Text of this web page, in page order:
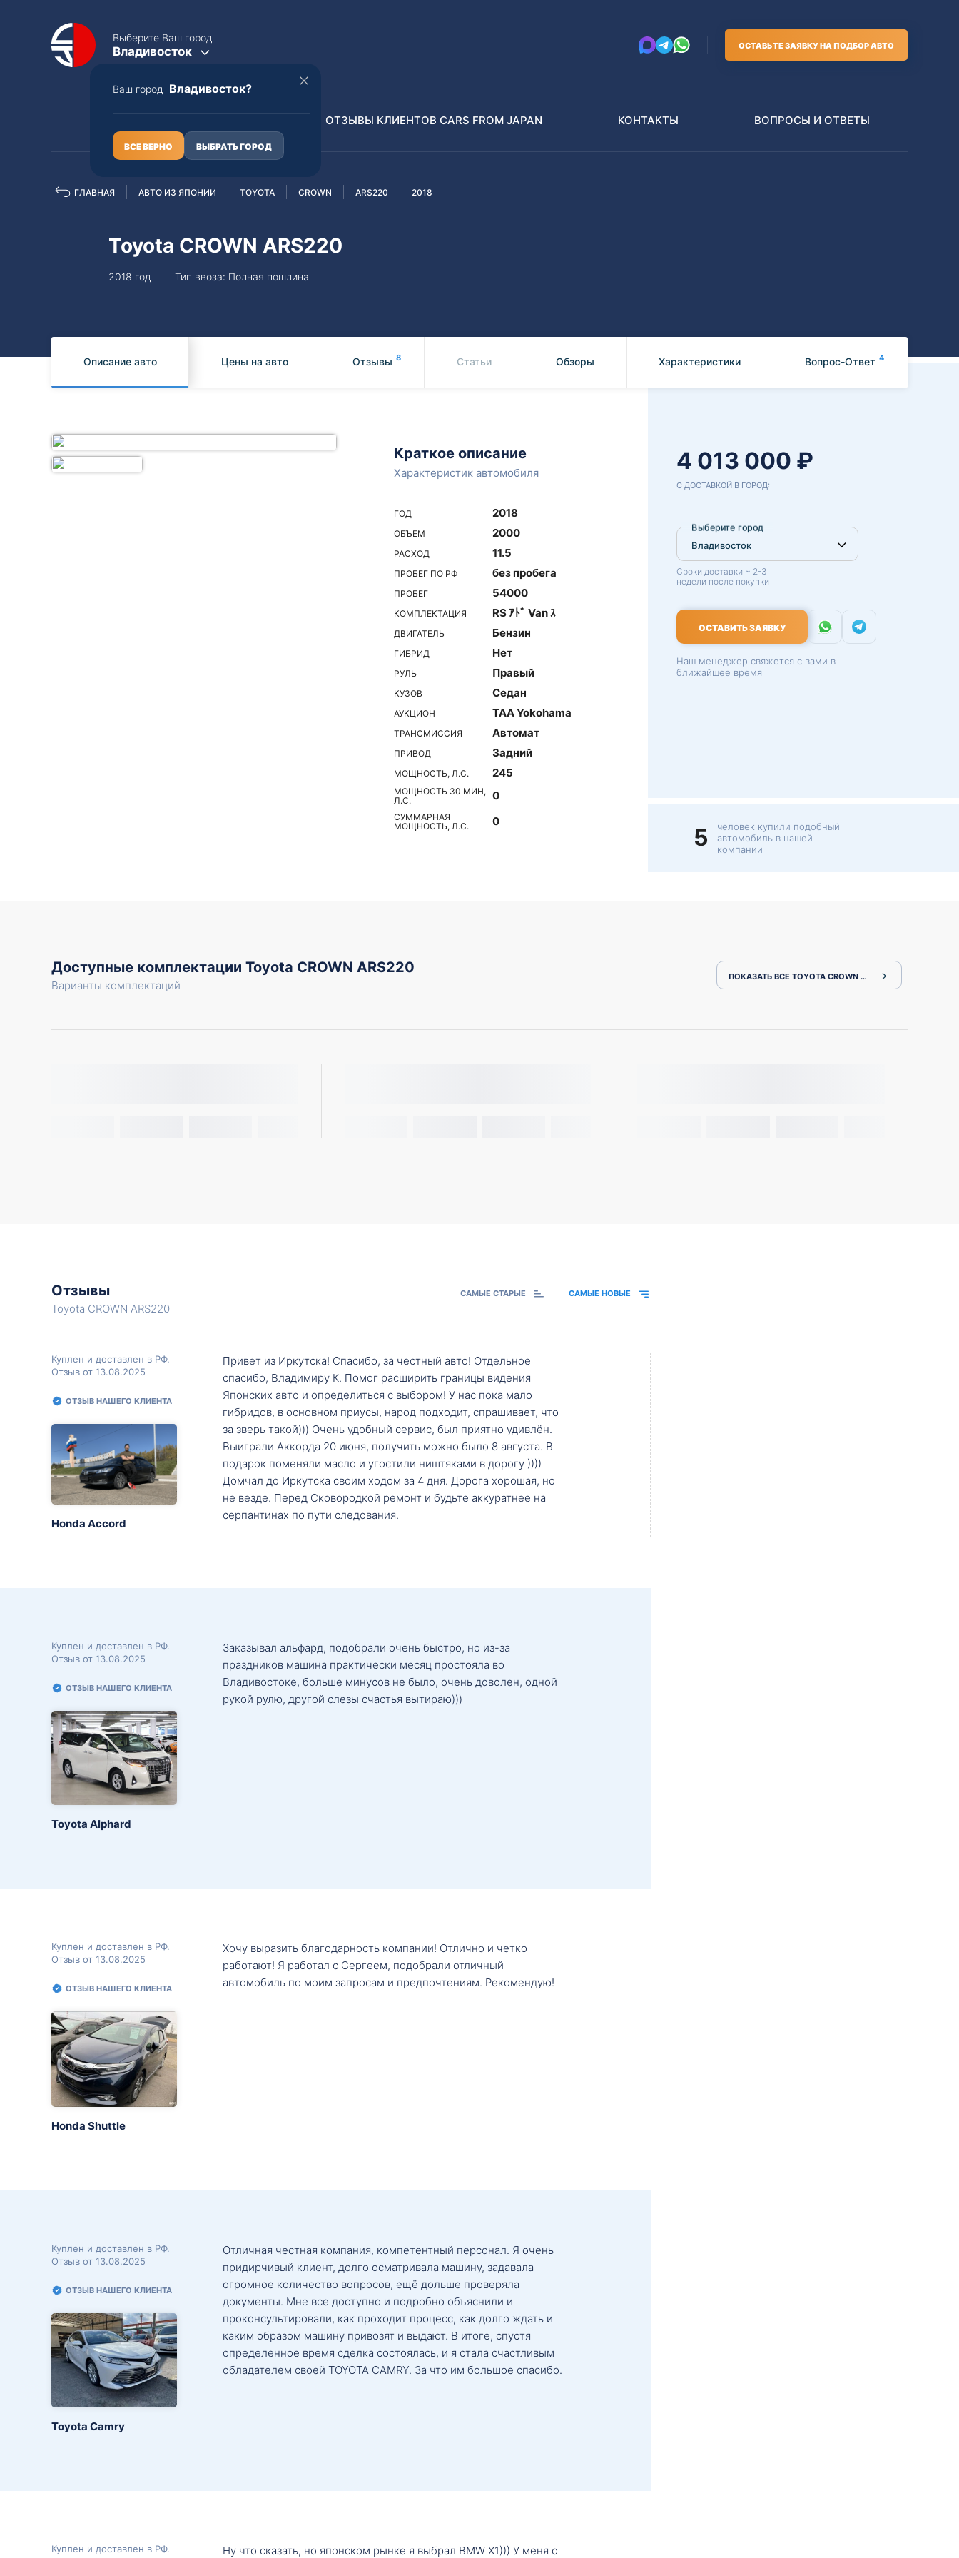
Выберите Ваш город
Владивосток
Ваш город Владивосток?
ВСЕ ВЕРНО ВЫБРАТЬ ГОРОД
ОСТАВЬТЕ ЗАЯВКУ НА ПОДБОР АВТО
Полная пошлина
Subaru
Распилы и конструкторы
ОТЗЫВЫ КЛИЕНТОВ CARS FROM JAPAN КОНТАКТЫ ВОПРОСЫ И ОТВЕТЫ
ГЛАВНАЯ АВТО ИЗ ЯПОНИИ TOYOTA CROWN ARS220 2018
Toyota CROWN ARS220
2018 год Тип ввоза: Полная пошлина
Описание авто Цены на авто Отзывы 8 Статьи Обзоры Характеристики Вопрос-Ответ 4
Краткое описание
Характеристик автомобиля
ГОД 2018
ОБЪЕМ 2000
РАСХОД 11.5
ПРОБЕГ ПО РФ без пробега
ПРОБЕГ 54000
КОМПЛЕКТАЦИЯ RS ｱﾄﾞ Van ｽ
ДВИГАТЕЛЬ Бензин
ГИБРИД Нет
РУЛЬ Правый
КУЗОВ Седан
АУКЦИОН TAA Yokohama
ТРАНСМИССИЯ Автомат
ПРИВОД Задний
МОЩНОСТЬ, Л.С. 245
МОЩНОСТЬ 30 МИН,
Л.С.
0
СУММАРНАЯ
МОЩНОСТЬ, Л.С.
0
4 013 000 ₽
С ДОСТАВКОЙ В ГОРОД:
Выберите город
Сроки доставки ~ 2-3
недели после покупки
ОСТАВИТЬ ЗАЯВКУ
Наш менеджер свяжется с вами в
ближайшее время
5
человек купили подобный
автомобиль в нашей
компании
Доступные комплектации Toyota CROWN ARS220
Варианты комплектаций
ПОКАЗАТЬ ВСЕ TOYOTA CROWN ARS220
Отзывы
Toyota CROWN ARS220
САМЫЕ СТАРЫЕ САМЫЕ НОВЫЕ
Куплен и доставлен в РФ.
Отзыв от 13.08.2025
ОТЗЫВ НАШЕГО КЛИЕНТА
Honda Accord
Привет из Иркутска! Спасибо, за честный авто! Отдельное
спасибо, Владимиру К. Помог расширить границы видения
Японских авто и определиться с выбором! У нас пока мало
гибридов, в основном приусы, народ подходит, спрашивает, что
за зверь такой))) Очень удобный сервис, был приятно удивлён.
Выиграли Аккорда 20 июня, получить можно было 8 августа. В
подарок поменяли масло и угостили ништяками в дорогу ))))
Домчал до Иркутска своим ходом за 4 дня. Дорога хорошая, но
не везде. Перед Сковородкой ремонт и будьте аккуратнее на
серпантинах по пути следования.
Куплен и доставлен в РФ.
Отзыв от 13.08.2025
ОТЗЫВ НАШЕГО КЛИЕНТА
Toyota Alphard
Заказывал альфард, подобрали очень быстро, но из-за
праздников машина практически месяц простояла во
Владивостоке, больше минусов не было, очень доволен, одной
рукой рулю, другой слезы счастья вытираю)))
Куплен и доставлен в РФ.
Отзыв от 13.08.2025
ОТЗЫВ НАШЕГО КЛИЕНТА
Honda Shuttle
Хочу выразить благодарность компании! Отлично и четко
работают! Я работал с Сергеем, подобрали отличный
автомобиль по моим запросам и предпочтениям. Рекомендую!
Куплен и доставлен в РФ.
Отзыв от 13.08.2025
ОТЗЫВ НАШЕГО КЛИЕНТА
Toyota Camry
Отличная честная компания, компетентный персонал. Я очень
придирчивый клиент, долго осматривала машину, задавала
огромное количество вопросов, ещё дольше проверяла
документы. Мне все доступно и подробно объяснили и
проконсультировали, как проходит процесс, как долго ждать и
каким образом машину привозят и выдают. В итоге, спустя
определенное время сделка состоялась, и я стала счастливым
обладателем своей TOYOTA CAMRY. За что им большое спасибо.
Куплен и доставлен в РФ.
Ну что сказать, но японском рынке я выбрал BMW X1))) У меня с